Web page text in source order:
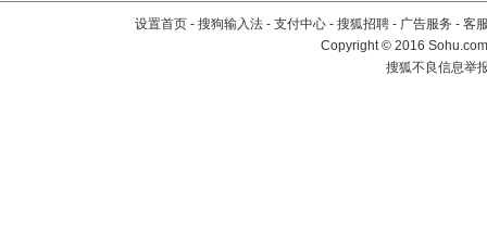
设置首页 - 搜狗输入法 - 支付中心 - 搜狐招聘 - 广告服务 - 客
Copyright©2016
搜狐不良信息举